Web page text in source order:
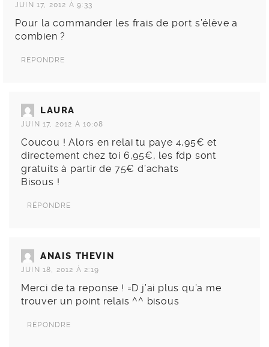
JUIN 17, 2012 À 9:33
Pour la commander les frais de port s’élève a
combien ?
RÉPONDRE
LAURA
JUIN 17, 2012 À 10:08
Coucou ! Alors en relai tu paye 4,95€ et
directement chez toi 6,95€, les fdp sont
gratuits à partir de 75€ d’achats
Bisous !
RÉPONDRE
ANAIS THEVIN
JUIN 18, 2012 À 2:19
Merci de ta reponse ! =D j’ai plus qu’a me
trouver un point relais ^^ bisous
RÉPONDRE